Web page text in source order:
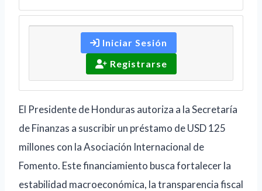
Iniciar Sesión
Registrarse
El Presidente de Honduras autoriza a la Secretaría
de Finanzas a suscribir un préstamo de USD 125
millones con la Asociación Internacional de
Fomento. Este financiamiento busca fortalecer la
estabilidad macroeconómica, la transparencia fiscal